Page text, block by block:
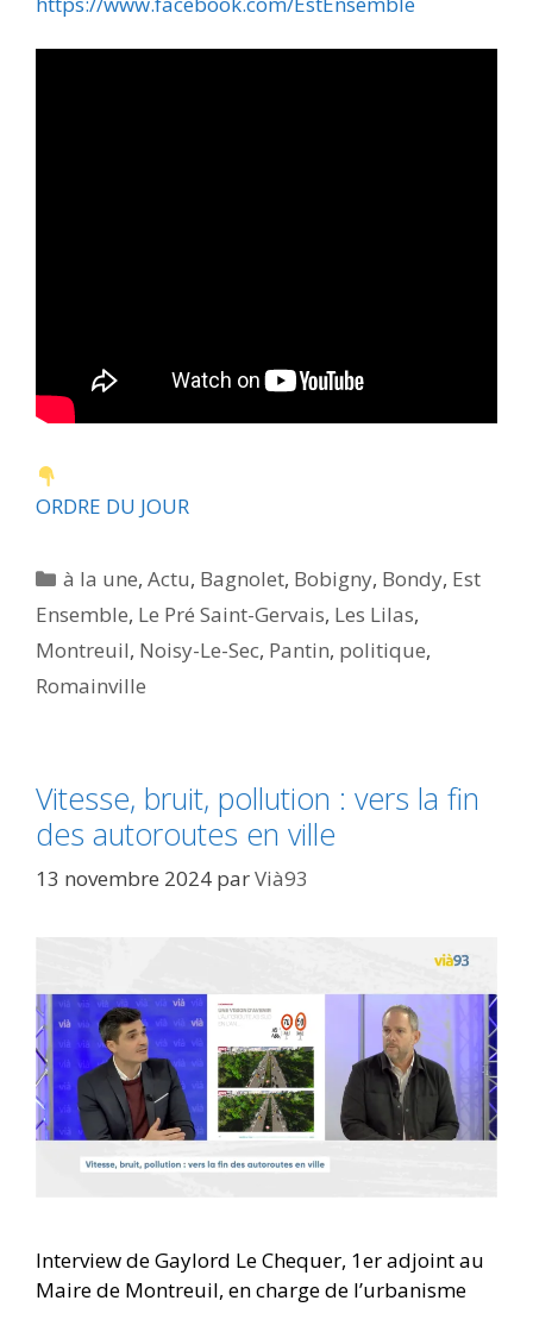
ORDRE DU JOUR
Catégories
à la une,Actu, Bagnolet, Bobigny, Bondy, Est
Ensemble, Le Pré Saint-Gervais, Les Lilas,
Montreuil, Noisy-Le-Sec, Pantin, politique,
Romainville
Vitesse, bruit, pollution : vers la fin
des autoroutes en ville
13 novembre 2024 parVià93
Interview de Gaylord Le Chequer, 1er adjoint au
Maire de Montreuil, en charge de l’urbanisme